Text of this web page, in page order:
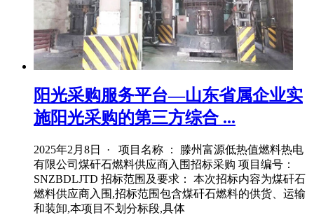
阳光采购服务平台—山东省属企业实
施阳光采购的第三方综合 ...
2025年2月8日 · 项目名称 ： 滕州富源低热值燃料热电
有限公司煤矸石燃料供应商入围招标采购 项目编号：
SNZBDLJTD 招标范围及要求： 本次招标内容为煤矸石
燃料供应商入围,招标范围包含煤矸石燃料的供货、运输
和装卸,本项目不划分标段,具体